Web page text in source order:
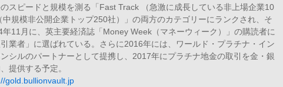
スピードと規模を測る「Fast Track （急激に成長している非上場企業10
規模非公開企業トップ250社）」の両方のカテゴリーにランクされ、そ
11月に、英主要経済誌「Money Week（マネーウィーク）」の購読者に
業者」に選ばれている。さらに2016年には、ワールド・プラチナ・イン
シルのパートナーとして提携し、2017年にプラチナ地金の取引を金・銀
提供する予定。
gold.bullionvault.jp